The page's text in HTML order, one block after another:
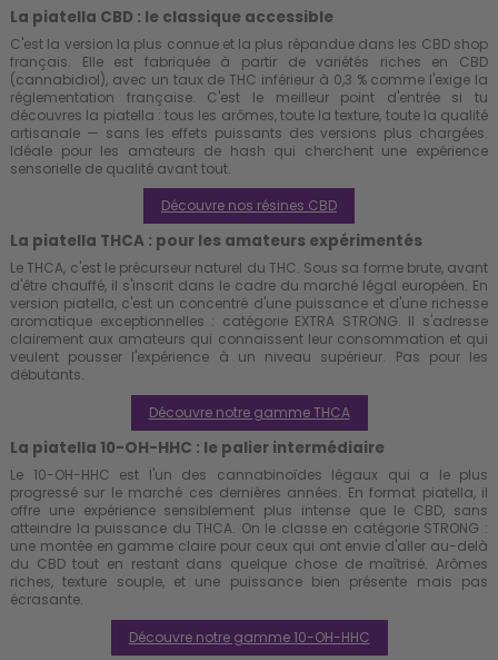
La piatella CBD : le classique accessible
C'est la version la plus connue et la plus répandue dans les CBD shop
français. Elle est fabriquée à partir de variétés riches en CBD
(cannabidiol), avec un taux de THC inférieur à 0,3 % comme l'exige la
réglementation française. C'est le meilleur point d'entrée si tu
découvres la piatella : tous les arômes, toute la texture, toute la qualité
artisanale — sans les effets puissants des versions plus chargées.
Idéale pour les amateurs de hash qui cherchent une expérience
sensorielle de qualité avant tout.
Découvre nos résines CBD
La piatella THCA : pour les amateurs expérimentés
Le THCA, c'est le précurseur naturel du THC. Sous sa forme brute, avant
d'être chauffé, il s'inscrit dans le cadre du marché légal européen. En
version piatella, c'est un concentré d'une puissance et d'une richesse
aromatique exceptionnelles : catégorie EXTRA STRONG. Il s'adresse
clairement aux amateurs qui connaissent leur consommation et qui
veulent pousser l'expérience à un niveau supérieur. Pas pour les
débutants.
Découvre notre gamme THCA
La piatella 10-OH-HHC : le palier intermédiaire
Le 10-OH-HHC est l'un des cannabinoïdes légaux qui a le plus
progressé sur le marché ces dernières années. En format piatella, il
offre une expérience sensiblement plus intense que le CBD, sans
atteindre la puissance du THCA. On le classe en catégorie STRONG :
une montée en gamme claire pour ceux qui ont envie d'aller au-delà
du CBD tout en restant dans quelque chose de maîtrisé. Arômes
riches, texture souple, et une puissance bien présente mais pas
écrasante.
Découvre notre gamme 10-OH-HHC